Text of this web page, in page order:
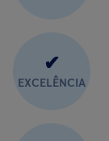
✔
EXCELÊNCIA